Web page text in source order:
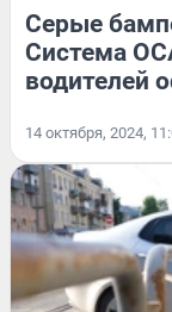
Серые
Система
водителей
14 октября, 2024,